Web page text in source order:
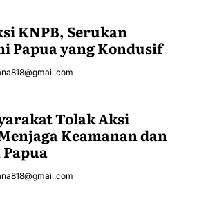
KNPB, Serukan
Papua yang Kondusif
Tolak Aksi
Keamanan dan